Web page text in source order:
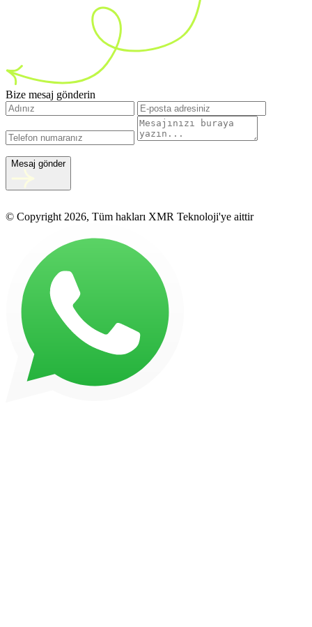
Bize mesaj gönderin
Mesaj gönder
© Copyright 2026, Tüm hakları XMR Teknoloji'ye aittir